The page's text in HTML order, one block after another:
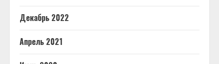
Декабрь 2022
Апрель 2021